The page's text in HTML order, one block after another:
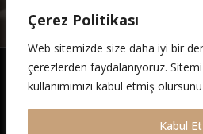
Çerez Politikası
Web sitemizde size daha iyi bir
çerezlerden faydalanıyoruz.
kullanımımızı kabul etmiş
Kabul Et
© Gönül